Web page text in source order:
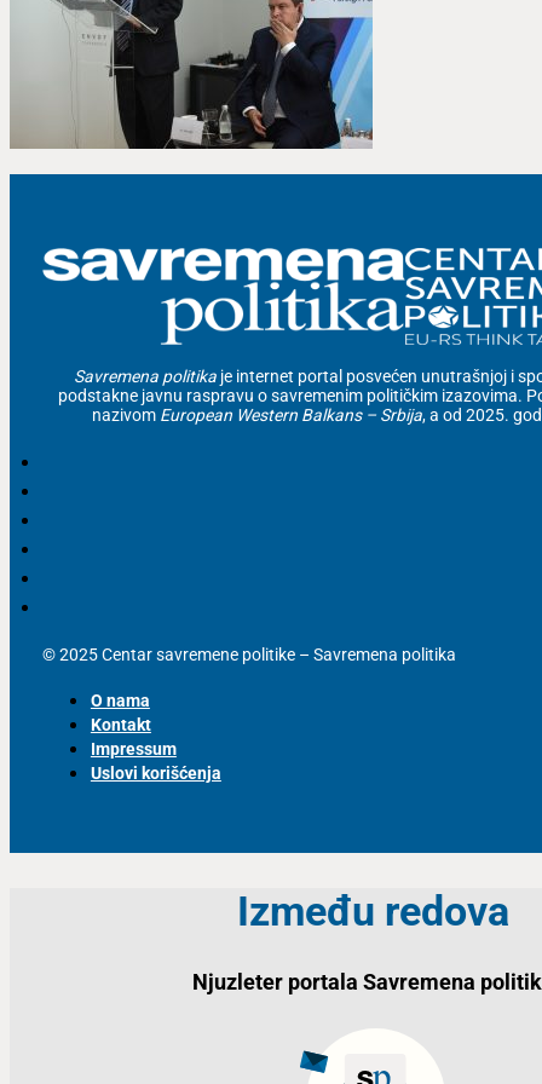
Savremena politika je internet portal posvećen unutrašnjoj i
podstakne javnu raspravu o savremenim političkim izazovima.
nazivom European Western Balkans – Srbija, a od 2025.
© 2025 Centar savremene politike – Savremena politika
O nama
Kontakt
Impressum
Uslovi korišćenja
Između redova
Njuzleter portala Savremena